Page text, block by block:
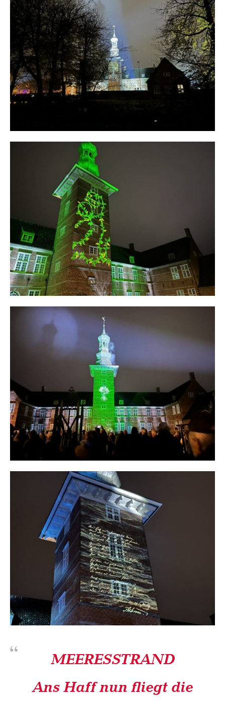
MEERESSTRAND
Ans Haff nun fliegt die